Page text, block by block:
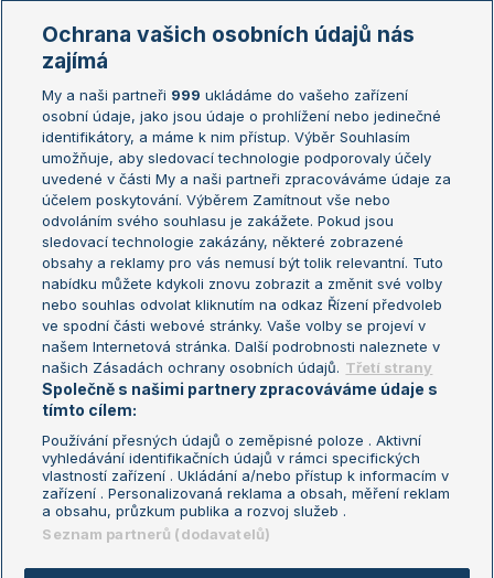
Žebříčky
Žebříček ATP (muži)
Žebříček WTA (ženy)
Sázkařský žebříček
Australian Open
French Open
Wimbledon
US Open
Turnaj mistrů
Turnaj mistryň
Aktualní trendy
Fotbalové přestupy
Livesport Daily
LS Prague Open
Podmínky užití
Nastavení soukromí
GDPR a žurnalistika
Reklama
Kontakt
Informace o zpracování osobních
údajů
Ochrana vašich osobních údajů nás
zajímá
My a naši partneři 999 ukládáme do vašeho zařízení
osobní údaje, jako jsou údaje o prohlížení nebo jedinečné
identifikátory, a máme k nim přístup. Výběr Souhlasím
umožňuje, aby sledovací technologie podporovaly účely
uvedené v části My a naši partneři zpracováváme údaje za
účelem poskytování. Výběrem Zamítnout vše nebo
odvoláním svého souhlasu je zakážete. Pokud jsou
sledovací technologie zakázány, některé zobrazené
obsahy a reklamy pro vás nemusí být tolik relevantní. Tuto
nabídku můžete kdykoli znovu zobrazit a změnit své volby
nebo souhlas odvolat kliknutím na odkaz Řízení předvoleb
ve spodní části webové stránky. Vaše volby se projeví v
našem Internetová stránka. Další podrobnosti naleznete v
našich Zásadách ochrany osobních údajů. Třetí strany
Společně s našimi partnery zpracováváme údaje s
tímto cílem:
Používání přesných údajů o zeměpisné poloze . Aktivní
vyhledávání identifikačních údajů v rámci specifických
vlastností zařízení . Ukládání a/nebo přístup k informacím v
zařízení . Personalizovaná reklama a obsah, měření reklam
a obsahu, průzkum publika a rozvoj služeb .
Seznam partnerů (dodavatelů)